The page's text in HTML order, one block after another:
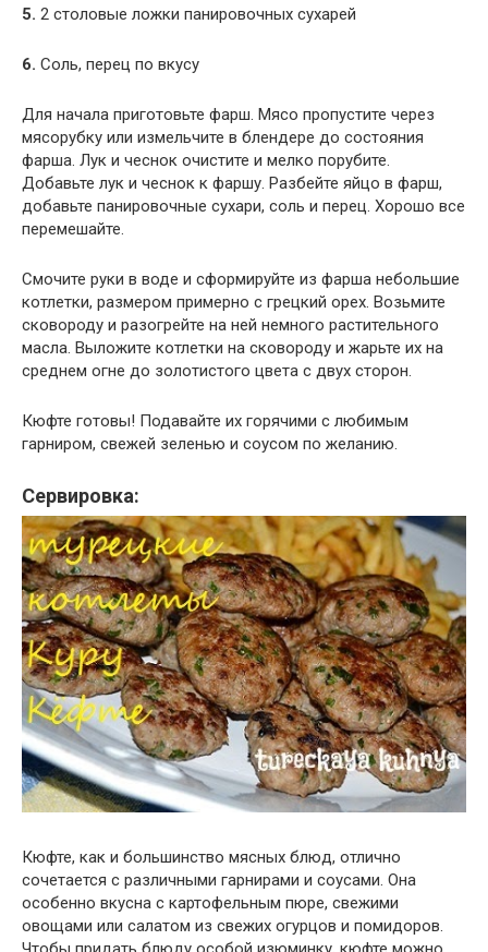
5. 2 столовые ложки панировочных сухарей
6. Соль, перец по вкусу
Для начала приготовьте фарш. Мясо пропустите через
мясорубку или измельчите в блендере до состояния
фарша. Лук и чеснок очистите и мелко порубите.
Добавьте лук и чеснок к фаршу. Разбейте яйцо в фарш,
добавьте панировочные сухари, соль и перец. Хорошо все
перемешайте.
Смочите руки в воде и сформируйте из фарша небольшие
котлетки, размером примерно с грецкий орех. Возьмите
сковороду и разогрейте на ней немного растительного
масла. Выложите котлетки на сковороду и жарьте их на
среднем огне до золотистого цвета с двух сторон.
Кюфте готовы! Подавайте их горячими с любимым
гарниром, свежей зеленью и соусом по желанию.
Сервировка:
Кюфте, как и большинство мясных блюд, отлично
сочетается с различными гарнирами и соусами. Она
особенно вкусна с картофельным пюре, свежими
овощами или салатом из свежих огурцов и помидоров.